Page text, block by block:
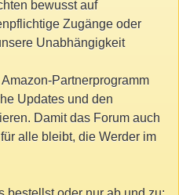
bewusst auf
Zugänge oder
Unabhängigkeit
Partnerprogramm
Updates und den
Damit das Forum auch
alle bleibt, die Werder im